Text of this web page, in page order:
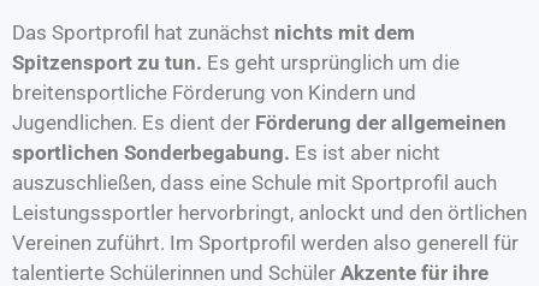
Das Sportprofil hat zunächst nichts mit dem
Spitzensport zu tun. Es geht ursprünglich um die
breitensportliche Förderung von Kindern und
Jugendlichen. Es dient der Förderung der allgemeinen
sportlichen Sonderbegabung. Es ist aber nicht
auszuschließen, dass eine Schule mit Sportprofil auch
Leistungssportler hervorbringt, anlockt und den örtlichen
Vereinen zuführt. Im Sportprofil werden also generell für
talentierte Schülerinnen und Schüler Akzente für ihre